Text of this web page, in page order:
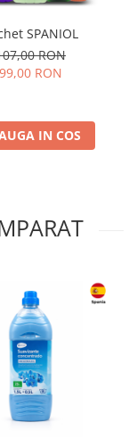
SPANIOL
RON
99,00 RON
IN COS